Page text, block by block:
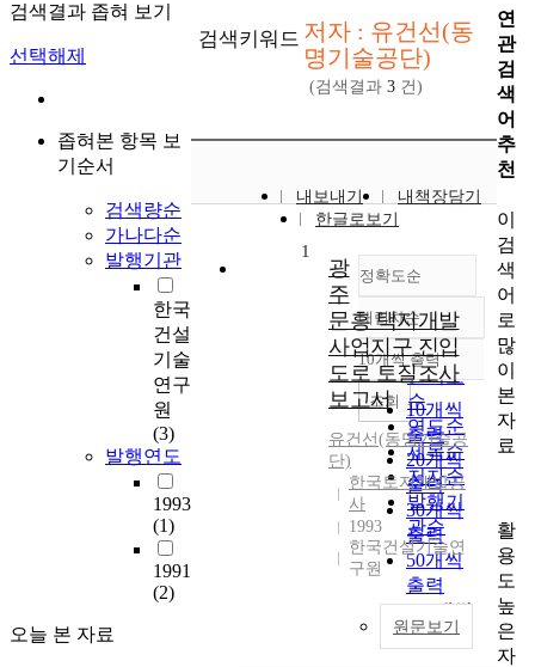
검색결과 좁혀 보기
선택해제
좁혀본 항목 보
기순서
검색량순
가나다순
발행기관
한국
건설
기술
연구
원
(3)
발행연도
1993
(1)
1991
(2)
오늘 본 자료
검색키워드 저자 : 유건선(동
명기술공단)
(검색결과 3 건)
내보내기
내책장담기
한글로보기
정확도순
정확도
순
인기도
순
연도순
제목순
저자순
발행기
관순
내림차순
내림차순
10개씩 출력
10개씩
출력
20개씩
출력
30개씩
출력
50개씩
출력
100개씩
출력
조회
1
광
주
문흥 택지개발
사업지구 진입
도로 토질조사
보고서
유건선(동명기술공
단)
한국토지개발공
사
1993
한국건설기술연
구원
원문보기
연
관
검
색
어
추
천
이
검
색
어
로
많
이
본
자
료
활
용
도
높
은
자